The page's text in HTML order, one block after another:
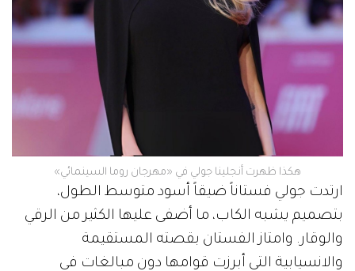
هكذا ظهرت أنجلينا جولي في «مهرجان روما السينمائي»
ارتدت جولي فستاناً ضيقاً أسود متوسط الطول،
بتصميم يشبه الكاب، ما أضفى عليها الكثير من الرقي
والوقار. وامتاز الفستان بقصته المستقيمة
والانسيابية التي أبرزت قوامها دون مبالغات في